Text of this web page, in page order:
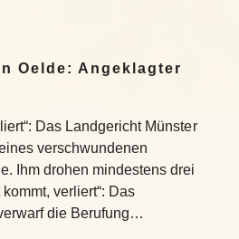
Oelde: Angeklagter
Das Landgericht Münster
verschwundenen
Ihm drohen mindestens drei
verliert“: Das
die Berufung…